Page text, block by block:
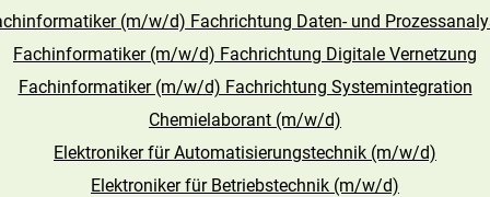
(m/w/d) Fachrichtung Daten- und
Fachinformatiker (m/w/d) Fachrichtung Digitale Vernetzung
Fachinformatiker (m/w/d) Fachrichtung Systemintegration
Chemielaborant (m/w/d)
Elektroniker für Automatisierungstechnik (m/w/d)
Elektroniker für Betriebstechnik (m/w/d)